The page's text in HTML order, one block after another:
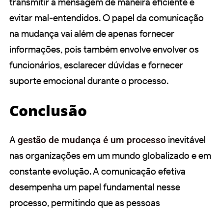
evitar mal-entendidos. O papel da comunicação
na mudança vai além de apenas fornecer
informações, pois também envolve envolver os
funcionários, esclarecer dúvidas e fornecer
suporte emocional durante o processo.
Conclusão
Agestão de mudança é um processo inevitável
nas organizações em um mundo globalizado e em
constante evolução. A comunicação efetiva
desempenha um papel fundamental nesse
processo, permitindo que as pessoas